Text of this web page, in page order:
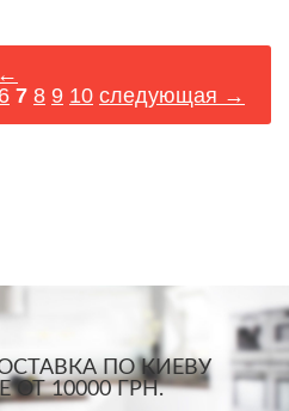
←
6 7 8 9 10 следующая →
ПО КИЕВУ
ОТ 10000 ГРН.